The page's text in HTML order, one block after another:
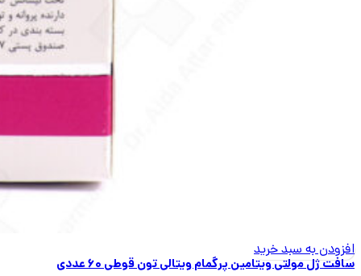
افزودن به سبد خرید
سافت ژل مولتی ویتامین پرگمام ویتالی تون قوطی ۶۰ عددی